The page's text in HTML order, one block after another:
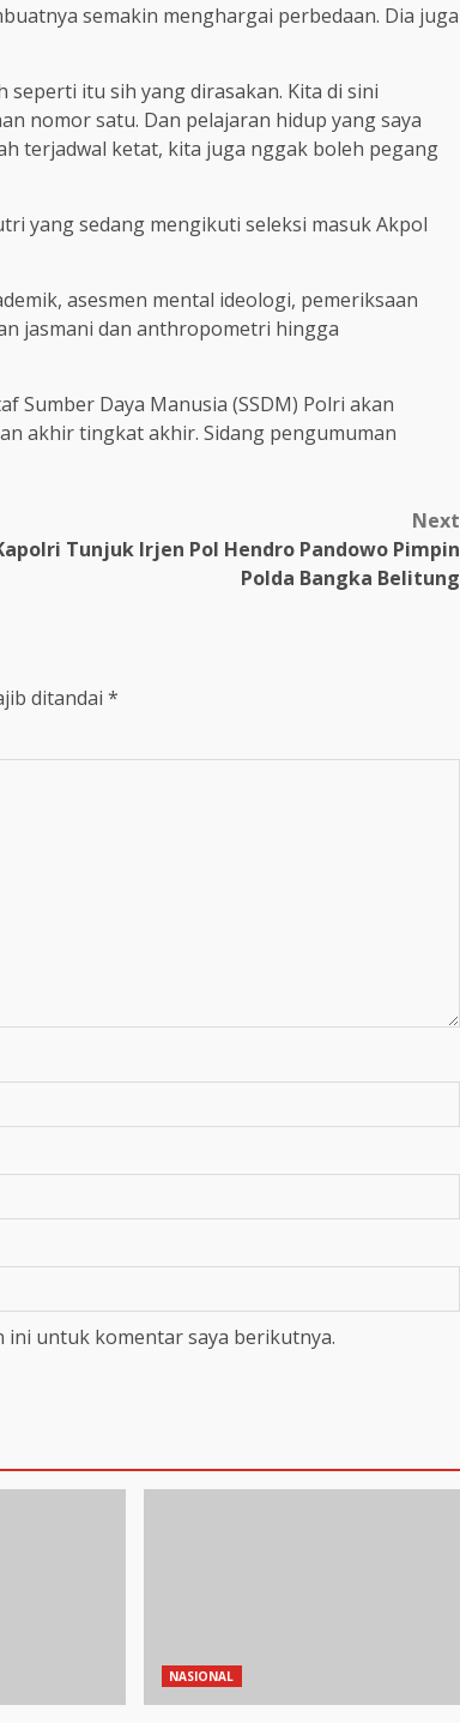
semakin menghargai perbedaan. Dia juga
itu sih yang dirasakan. Kita di sini
nomor satu. Dan pelajaran hidup yang saya
terjadwal ketat, kita juga nggak boleh pegang
yang sedang mengikuti seleksi masuk Akpol
asesmen mental ideologi, pemeriksaan
jasmani dan anthropometri hingga
Sumber Daya Manusia (SSDM) Polri akan
akhir tingkat akhir. Sidang pengumuman
Next
Tunjuk Irjen Pol Hendro Pandowo Pimpin
Polda Bangka Belitung
ditandai *
ini untuk komentar saya berikutnya.
NASIONAL